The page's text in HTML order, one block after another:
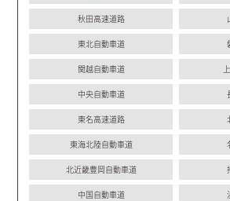
秋田高速道路
東北自動車道
関越自動車道
中央自動車道
東名高速道路
東海北陸自動車道
北近畿豊岡自動車道
中国自動車道